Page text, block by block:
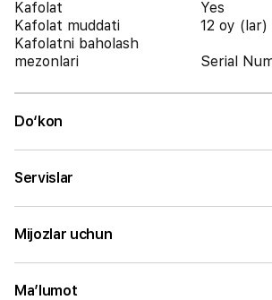
Kafolat
Yes
Kafolat muddati
12 oy (lar)
Kafolatni baholash
mezonlari
Serial
Do‘kon
Servislar
Mijozlar uchun
Ma’lumot